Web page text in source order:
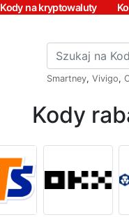
Kody na kryptowaluty
Smartney, Vivigo,
Kody